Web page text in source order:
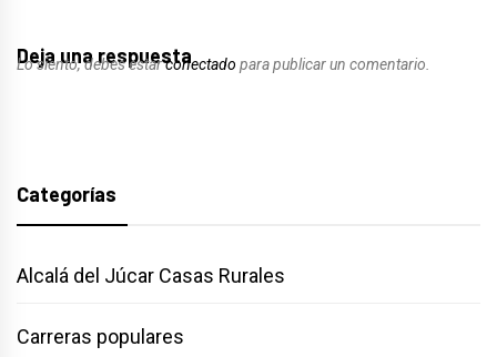
Deja una respuesta
Lo siento, debes estarconectado para publicar un comentario.
Categorías
Alcalá del Júcar Casas Rurales
Carreras populares